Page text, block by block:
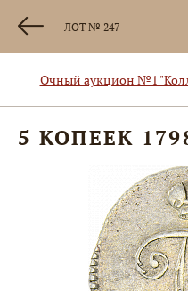
ЛОТ № 247
Очный аукцион №1
5 КОПЕЕК